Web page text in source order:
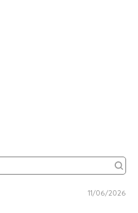
11/06/2026